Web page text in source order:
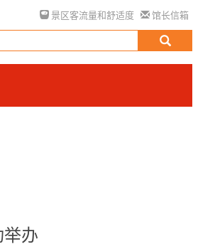
景区客流量和舒适度 馆长信箱
举办